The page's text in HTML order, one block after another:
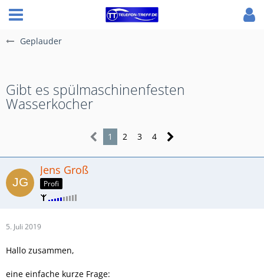
Geplauder
Gibt es spülmaschinenfesten
Wasserkocher
1 2 3 4
Jens Groß
Profi
5. Juli 2019
Hallo zusammen,
eine einfache kurze Frage: